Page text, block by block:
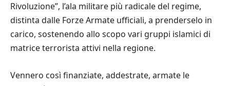
Rivoluzione”, l’ala militare più radicale del regime,
distinta dalle Forze Armate ufficiali, a prenderselo in
carico, sostenendo allo scopo vari gruppi islamici di
matrice terrorista attivi nella regione.
Vennero così finanziate, addestrate, armate le